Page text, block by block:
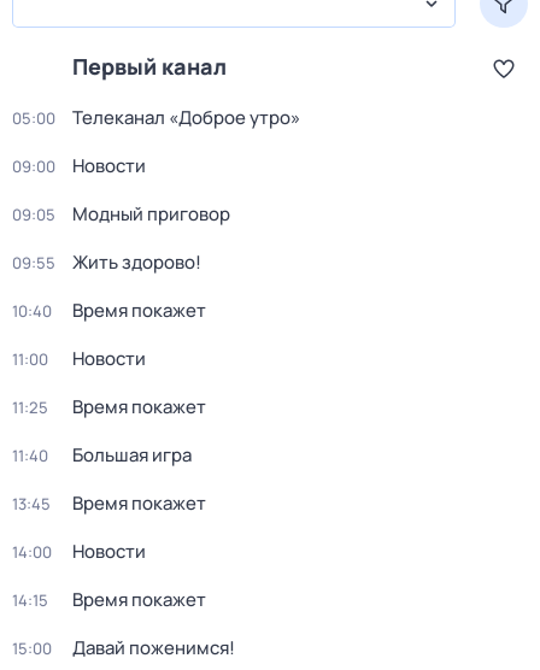
Первый канал
05:00 Телеканал «Доброе утро»
09:00 Новости
09:05 Модный приговор
09:55 Жить здорово!
10:40 Время покажет
11:00 Новости
11:25 Время покажет
11:40 Большая игра
13:45 Время покажет
14:00 Новости
14:15 Время покажет
15:00 Давай поженимся!